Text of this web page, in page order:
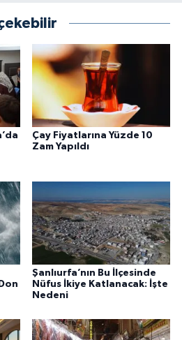
Çay Fiyatlarına Yüzde 10
Zam Yapıldı
Şanlıurfa’nın Bu İlçesinde
Nüfus İkiye Katlanacak: İşte
Nedeni